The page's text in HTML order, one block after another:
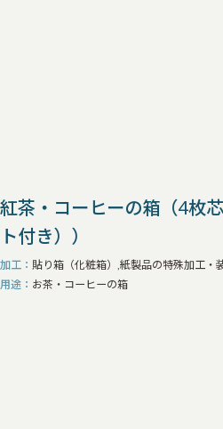
紅茶・コーヒーの箱（4枚
ト付き））
加工
貼り箱（化粧箱）,紙製品の特殊加工・
用途
お茶・コーヒーの箱